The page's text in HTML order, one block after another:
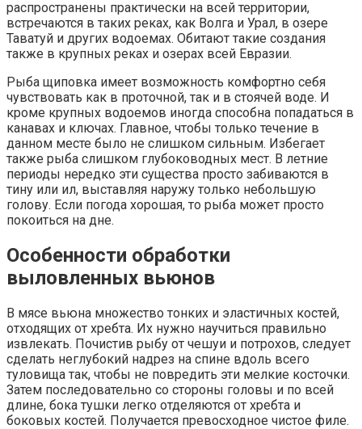
распространены практически на всей территории,
встречаются в таких реках, как Волга и Урал, в озере
Таватуй и других водоемах. Обитают такие создания
также в крупных реках и озерах всей Евразии.
Рыба щиповка имеет возможность комфортно себя
чувствовать как в проточной, так и в стоячей воде. И
кроме крупных водоемов иногда способна попадаться в
канавах и ключах. Главное, чтобы только течение в
данном месте было не слишком сильным. Избегает
также рыба слишком глубоководных мест. В летние
периоды нередко эти существа просто забиваются в
тину или ил, выставляя наружу только небольшую
голову. Если погода хорошая, то рыба может просто
покоиться на дне.
Особенности обработки
выловленных вьюнов
В мясе вьюна множество тонких и эластичных костей,
отходящих от хребта. Их нужно научиться правильно
извлекать. Почистив рыбу от чешуи и потрохов, следует
сделать неглубокий надрез на спине вдоль всего
туловища так, чтобы не повредить эти мелкие косточки.
Затем последовательно со стороны головы и по всей
длине, бока тушки легко отделяются от хребта и
боковых костей. Получается превосходное чистое филе.